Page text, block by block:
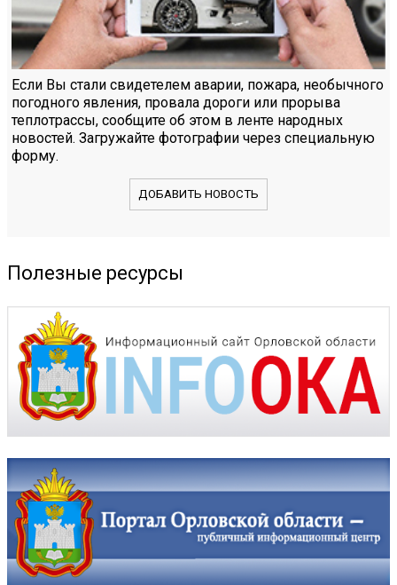
Если Вы стали свидетелем аварии, пожара, необычного
погодного явления, провала дороги или прорыва
теплотрассы, сообщите об этом в ленте народных
новостей. Загружайте фотографии через специальную
форму.
ДОБАВИТЬ НОВОСТЬ
Полезные ресурсы